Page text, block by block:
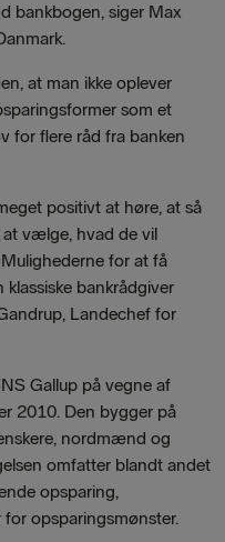
bankbogen, siger Max
at man ikke oplever
som et
for flere råd fra banken
positivt at høre, at så
at vælge, hvad de vil
for at få
bankrådgiver
Landechef for
Gallup på vegne af
2010. Den bygger på
nordmænd og
omfatter blandt andet
opsparing,
opsparingsmønster.